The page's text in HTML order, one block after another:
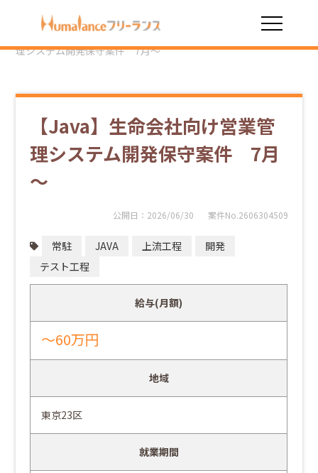
HOME 勤務スタイル
理システム開発保守案件 7月～
【Java】生命会社向け営業管
理システム開発保守案件 7月
～
公開日： 2026/06/30 案件No.2606304509
常駐 JAVA 上流工程
開発
テスト工程
給与(月額)
～60万円
地域
東京23区
就業期間